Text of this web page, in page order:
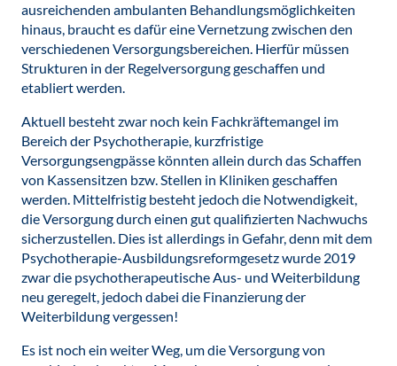
ausreichenden ambulanten Behandlungsmöglichkeiten
hinaus, braucht es dafür eine Vernetzung zwischen den
verschiedenen Versorgungsbereichen. Hierfür müssen
Strukturen in der Regelversorgung geschaffen und
etabliert werden.
Aktuell besteht zwar noch kein Fachkräftemangel im
Bereich der Psychotherapie, kurzfristige
Versorgungsengpässe könnten allein durch das Schaffen
von Kassensitzen bzw. Stellen in Kliniken geschaffen
werden. Mittelfristig besteht jedoch die Notwendigkeit,
die Versorgung durch einen gut qualifizierten Nachwuchs
sicherzustellen. Dies ist allerdings in Gefahr, denn mit dem
Psychotherapie-Ausbildungsreformgesetz wurde 2019
zwar die psychotherapeutische Aus- und Weiterbildung
neu geregelt, jedoch dabei die Finanzierung der
Weiterbildung vergessen!
Es ist noch ein weiter Weg, um die Versorgung von